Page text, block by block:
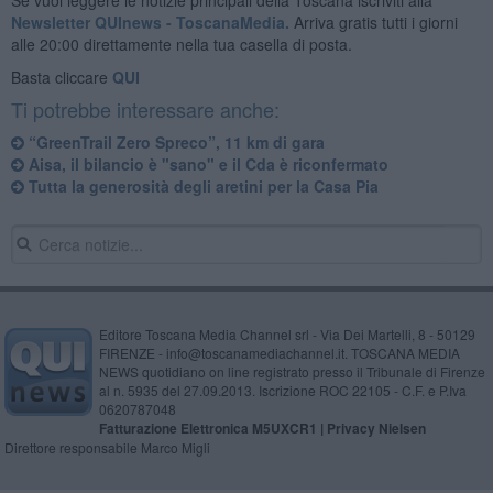
Newsletter QUInews - ToscanaMedia. Arriva gratis tutti i giorni
alle 20:00 direttamente nella tua casella di posta.
Basta cliccare QUI
Ti potrebbe interessare anche:
“GreenTrail Zero Spreco”, 11 km di gara
Aisa, il bilancio è "sano" e il Cda è riconfermato
Tutta la generosità degli aretini per la Casa Pia
Editore Toscana Media Channel srl - Via Dei Martelli, 8 - 50129
FIRENZE - info@toscanamediachannel.it. TOSCANA MEDIA
NEWS quotidiano on line registrato presso il Tribunale di Firenze
al n. 5935 del 27.09.2013. Iscrizione ROC 22105 - C.F. e P.Iva
0620787048
Fatturazione Elettronica M5UXCR1 | Privacy Nielsen
Direttore responsabile Marco Migli